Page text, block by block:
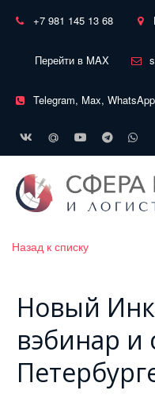
+7 981 145 13 68
Перейти в MAX
Telegram, Max, WhatsApp
Назад к списку
Новый
вэбинар и